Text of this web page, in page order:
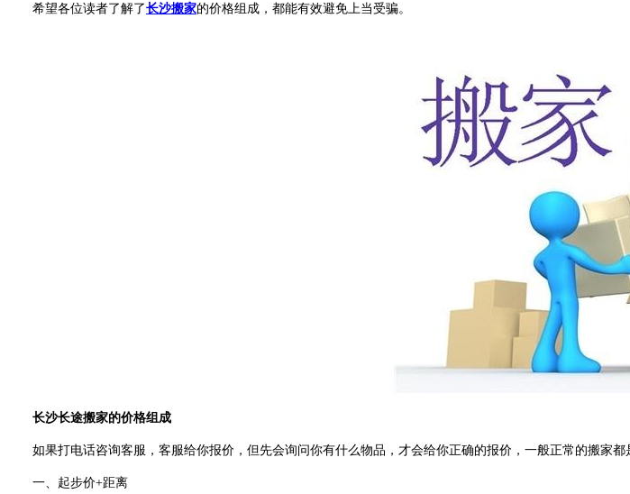
希望各位读者了解了长沙搬家的价格组成，都能有效避免上当受骗。
长沙长途搬家的价格组成
如果打电话咨询客服，客服给你报价，但先会询问你有什么物品，才会给你正确的报价，一般正常的搬家都
一、起步价+距离